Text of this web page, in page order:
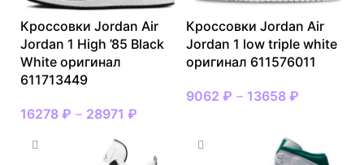
Кроссовки Jordan Air
Jordan 1 High ’85 Black
White оригинал
611713449
16278 ₽ – 28971 ₽
Кроссовки Jordan Air
Jordan 1 low triple white
оригинал 611576011
9062 ₽ – 13658 ₽